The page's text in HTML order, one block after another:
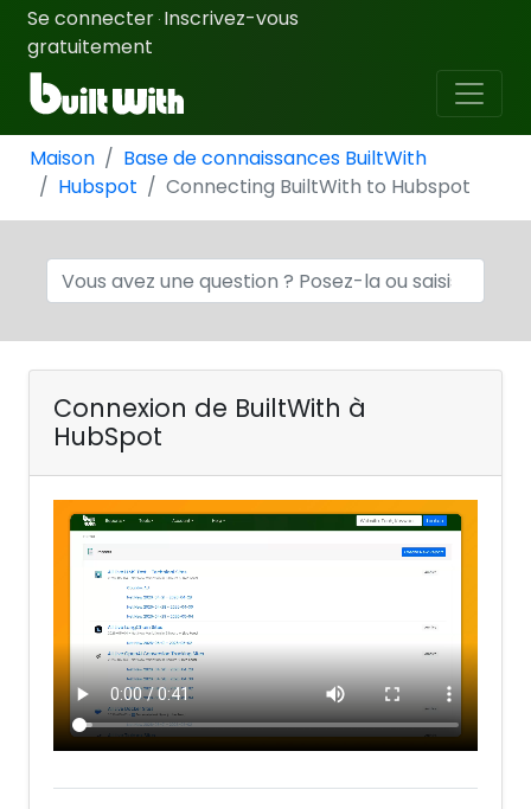
Se connecter · Inscrivez-vous
gratuitement
Maison
Base de connaissances BuiltWith
Hubspot
Connecting BuiltWith to Hubspot
Connexion de BuiltWith à
HubSpot